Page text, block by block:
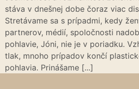
stáva v dnešnej dobe čoraz viac
Stretávame sa s prípadmi, kedy
partnerov, médií, spoločnosti
pohlavie, Jóni, nie je v poriadku.
tlak, mnoho prípadov končí
pohlavia. Prinášame [...]